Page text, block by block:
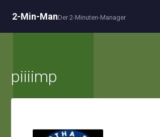
2-Min-ManDer 2-Minuten-Manager
piiiimp